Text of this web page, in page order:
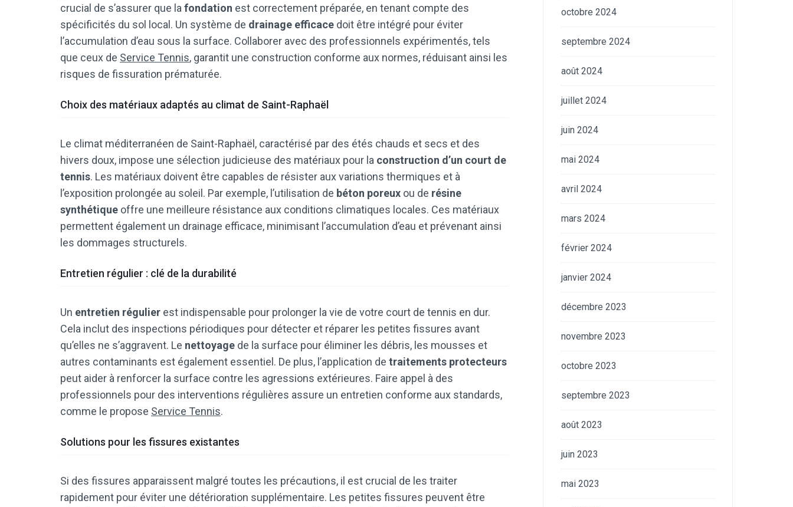
crucial de s’assurer que la fondation est correctement préparée, en tenant compte des
spécificités du sol local. Un système de drainage efficace doit être intégré pour éviter
l’accumulation d’eau sous la surface. Collaborer avec des professionnels expérimentés, tels
que ceux de Service Tennis, garantit une construction conforme aux normes, réduisant ainsi les
risques de fissuration prématurée.
Choix des matériaux adaptés au climat de Saint-Raphaël
Le climat méditerranéen de Saint-Raphaël, caractérisé par des étés chauds et secs et des
hivers doux, impose une sélection judicieuse des matériaux pour la construction d’un court de
tennis. Les matériaux doivent être capables de résister aux variations thermiques et à
l’exposition prolongée au soleil. Par exemple, l’utilisation de béton poreux ou de résine
synthétique offre une meilleure résistance aux conditions climatiques locales. Ces matériaux
permettent également un drainage efficace, minimisant l’accumulation d’eau et prévenant ainsi
les dommages structurels.
Entretien régulier : clé de la durabilité
Un entretien régulier est indispensable pour prolonger la vie de votre court de tennis en dur.
Cela inclut des inspections périodiques pour détecter et réparer les petites fissures avant
qu’elles ne s’aggravent. Le nettoyage de la surface pour éliminer les débris, les mousses et
autres contaminants est également essentiel. De plus, l’application de traitements protecteurs
peut aider à renforcer la surface contre les agressions extérieures. Faire appel à des
professionnels pour des interventions régulières assure un entretien conforme aux standards,
comme le propose Service Tennis.
Solutions pour les fissures existantes
Si des fissures apparaissent malgré toutes les précautions, il est crucial de les traiter
rapidement pour éviter une détérioration supplémentaire. Les petites fissures peuvent être
octobre 2024
septembre 2024
août 2024
juillet 2024
juin 2024
mai 2024
avril 2024
mars 2024
février 2024
janvier 2024
décembre 2023
novembre 2023
octobre 2023
septembre 2023
août 2023
juin 2023
mai 2023